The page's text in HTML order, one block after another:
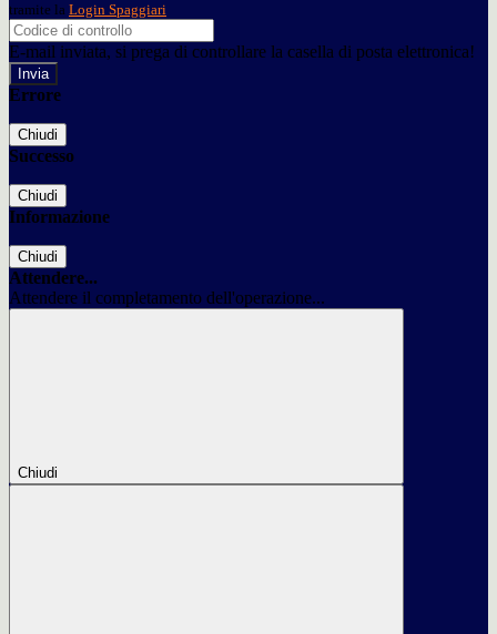
tramite la Login Spaggiari
E-mail inviata, si prega di controllare la casella di posta elettronica!
Errore
Chiudi
Successo
Chiudi
Informazione
Chiudi
Attendere...
Attendere il completamento dell'operazione...
Chiudi